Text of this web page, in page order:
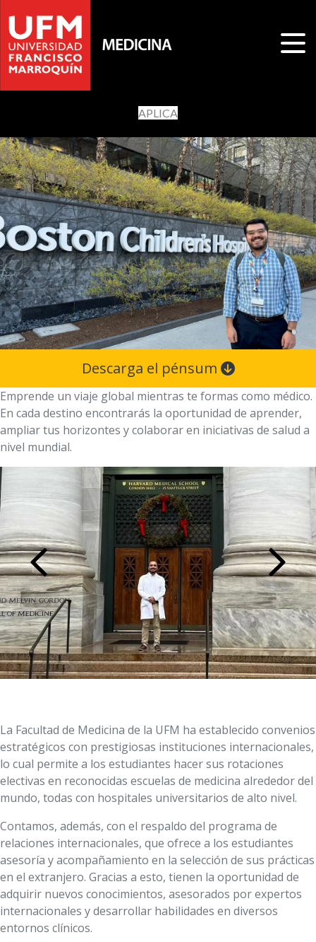
APLICA
Descarga el pénsum
Emprende un viaje global mientras te formas como médico.
En cada destino encontrarás la oportunidad de aprender,
ampliar tus horizontes y colaborar en iniciativas de salud a
nivel mundial.
La Facultad de Medicina de la UFM ha establecido convenios
estratégicos con prestigiosas instituciones internacionales,
lo cual permite a los estudiantes hacer sus rotaciones
electivas en reconocidas escuelas de medicina alrededor del
mundo, todas con hospitales universitarios de alto nivel.
Contamos, además, con el respaldo del programa de
relaciones internacionales, que ofrece a los estudiantes
asesoría y acompañamiento en la selección de sus prácticas
en el extranjero. Gracias a esto, tienen la oportunidad de
adquirir nuevos conocimientos, asesorados por expertos
internacionales y desarrollar habilidades en diversos
entornos clínicos.